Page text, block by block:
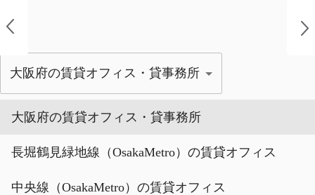
大阪府の賃貸オフィス・貸事務所
大阪府の賃貸オフィス・貸事務所
長堀鶴見緑地線（OsakaMetro）の賃貸オフィス
中央線（OsakaMetro）の賃貸オフィス